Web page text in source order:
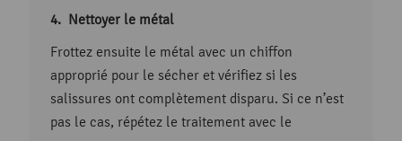
Nettoyer le métal
Frottez ensuite le métal avec un chiffon
approprié pour le sécher et vérifiez si les
salissures ont complètement disparu. Si ce n’est
pas le cas, répétez le traitement avec le